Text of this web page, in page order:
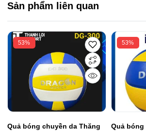
Sản phẩm liên quan
53%
Quả bóng chuyền da Thăng
53%
Quả bóng